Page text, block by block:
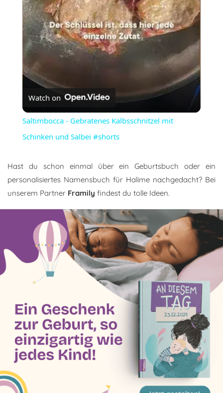
Watch on
Saltimbocca - Gebratenes Kalbsschnitzel mit
Schinken und Salbei #shorts
Hast du schon einmal über ein Geburtsbuch oder ein
personalisiertes Namensbuch für Halime nachgedacht? Bei
unserem Partner Framily findest du tolle Ideen.